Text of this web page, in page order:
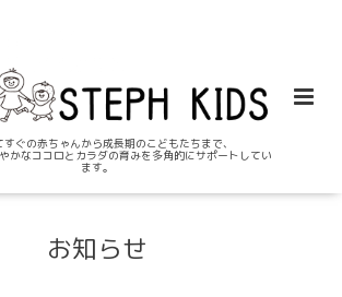
すぐの赤ちゃんから成長期のこどもたちまで、
かなココロとカラダの育みを多角的にサポートしてい
ます。
お知らせ